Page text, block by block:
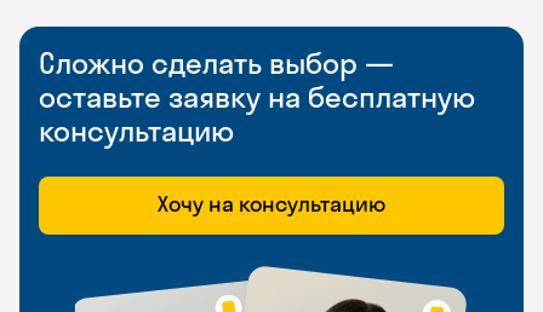
Сложно сделать выбор —
оставьте заявку на бесплатную
консультацию
Хочу на консультацию